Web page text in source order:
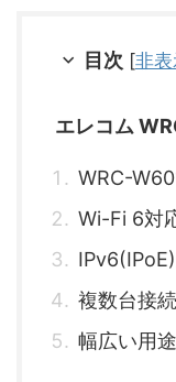
目次 [非
エレコム
WRC-
Wi-Fi 6対
複数台接
幅広い用